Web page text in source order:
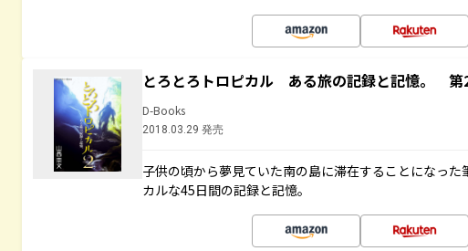
とろとろトロピカル ある旅の記録と記憶。 第
D-Books
2018.03.29 発売
子供の頃から夢見ていた南の島に滞在することになっ
カルな45日間の記録と記憶。